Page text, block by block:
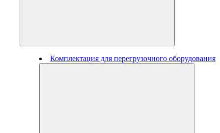
Комплектация для перегрузочного оборудования